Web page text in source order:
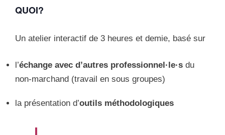
QUOI?
Un atelier interactif de 3 heures et demie, basé sur
l’échange avec d’autres professionnel·le·s du
non-marchand (travail en sous groupes)
la présentation d’outils méthodologiques